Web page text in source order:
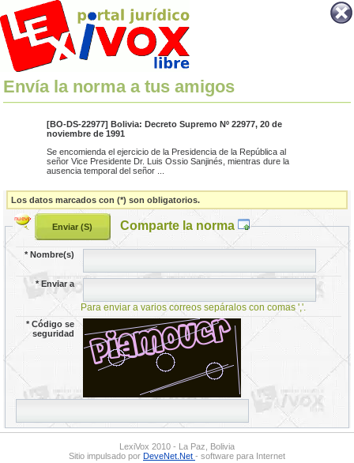
Envía la norma a tus amigos
[BO-DS-22977] Bolivia: Decreto Supremo Nº 22977, 20 de
noviembre de 1991
Se encomienda el ejercicio de la Presidencia de la República al
señor Vice Presidente Dr. Luis Ossio Sanjinés, mientras dure la
ausencia temporal del señor ...
Los datos marcados con (*) son obligatorios.
Comparte la norma
*Nombre(s)
*Enviar a
Para enviar a varios correos sepáralos con comas ','.
*Código se
seguridad
LexiVox 2010 - La Paz, Bolivia
Sitio impulsado por DeveNet.Net - software para Internet